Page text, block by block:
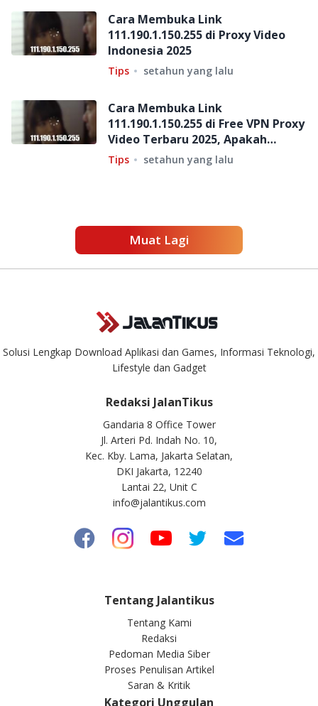
Cara Membuka Link
111.190.1.150.255 di Proxy Video
Indonesia 2025
Tips setahun yang lalu
Cara Membuka Link
111.190.1.150.255 di Free VPN Proxy
Video Terbaru 2025, Apakah
Aman?
Tips setahun yang lalu
Muat Lagi
Solusi Lengkap Download Aplikasi dan Games, Informasi Teknologi,
Lifestyle dan Gadget
Redaksi JalanTikus
Gandaria 8 Office Tower
Jl. Arteri Pd. Indah No. 10,
Kec. Kby. Lama, Jakarta Selatan,
DKI Jakarta, 12240
Lantai 22, Unit C
info@jalantikus.com
Tentang Jalantikus
Tentang Kami
Redaksi
Pedoman Media Siber
Proses Penulisan Artikel
Saran & Kritik
Kategori Unggulan